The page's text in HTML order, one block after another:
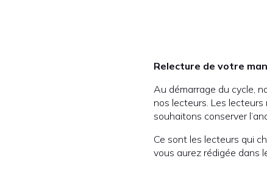
Relecture de votre
Au démarrage du cycle,
nos lecteurs. Les
souhaitons conserver
Ce sont les lecteurs qui
vous aurez rédigée dans